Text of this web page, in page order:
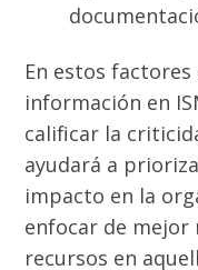
En estos
información en
calificar la
ayudará a
impacto en la
enfocar de mejor
recursos en